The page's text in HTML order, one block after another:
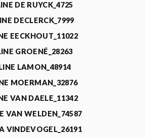
DE RUYCK_4725
DECLERCK_7999
EECKHOUT_11022
GROENÉ_28263
LAMON_48914
MOERMAN_32876
VAN DAELE_11342
VAN WELDEN_74587
VINDEVOGEL_26191